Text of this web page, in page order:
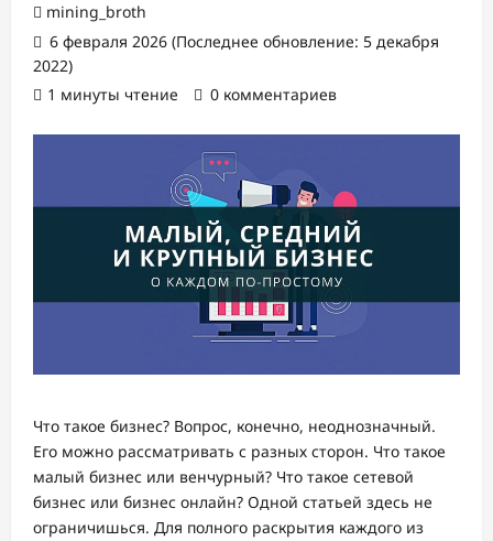
mining_broth
6 февраля 2026 (Последнее обновление: 5 декабря
2022)
1 минуты чтение
0 комментариев
Что такое бизнес? Вопрос, конечно, неоднозначный.
Его можно рассматривать с разных сторон. Что такое
малый бизнес или венчурный? Что такое сетевой
бизнес или бизнес онлайн? Одной статьей здесь не
ограничишься. Для полного раскрытия каждого из